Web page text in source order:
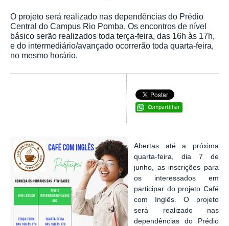
O projeto será realizado nas dependências do Prédio
Central do Campus Rio Pomba. Os encontros de nível
básico serão realizados toda terça-feira, das 16h às 17h,
e do intermediário/avançado ocorrerão toda quarta-feira,
no mesmo horário.
Compartilhar
Abertas até a próxima
quarta-feira, dia 7 de
junho, as inscrições para
os interessados em
participar do projeto Café
com Inglês. O projeto
será realizado nas
dependências do Prédio